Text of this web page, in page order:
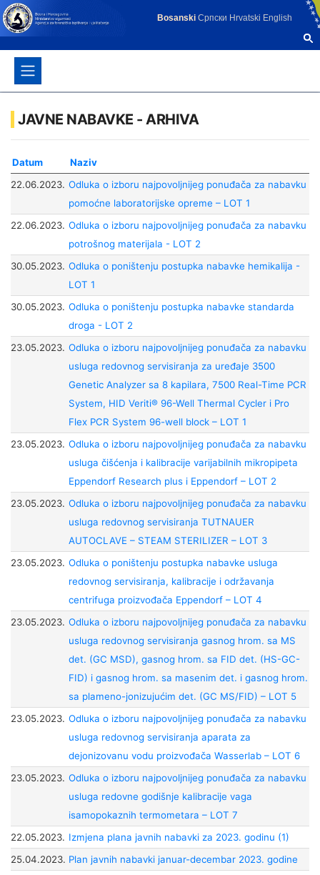
Bosanski Српски Hrvatski English
JAVNE NABAVKE - ARHIVA
Datum
Naziv
22.06.2023. Odluka o izboru najpovoljnijeg ponuđača za nabavku
pomoćne laboratorijske opreme – LOT 1
22.06.2023. Odluka o izboru najpovoljnijeg ponuđača za nabavku
potrošnog materijala - LOT 2
30.05.2023. Odluka o poništenju postupka nabavke hemikalija -
LOT 1
30.05.2023. Odluka o poništenju postupka nabavke standarda
droga - LOT 2
23.05.2023. Odluka o izboru najpovoljnijeg ponuđača za nabavku
usluga redovnog servisiranja za uređaje 3500
Genetic Analyzer sa 8 kapilara, 7500 Real-Time PCR
System, HID Veriti® 96-Well Thermal Cycler i Pro
Flex PCR System 96-well block – LOT 1
23.05.2023. Odluka o izboru najpovoljnijeg ponuđača za nabavku
usluga čišćenja i kalibracije varijabilnih mikropipeta
Eppendorf Research plus i Eppendorf – LOT 2
23.05.2023. Odluka o izboru najpovoljnijeg ponuđača za nabavku
usluga redovnog servisiranja TUTNAUER
AUTOCLAVE – STEAM STERILIZER – LOT 3
23.05.2023. Odluka o poništenju postupka nabavke usluga
redovnog servisiranja, kalibracije i održavanja
centrifuga proizvođača Eppendorf – LOT 4
23.05.2023. Odluka o izboru najpovoljnijeg ponuđača za nabavku
usluga redovnog servisiranja gasnog hrom. sa MS
det. (GC MSD), gasnog hrom. sa FID det. (HS-GC-
FID) i gasnog hrom. sa masenim det. i gasnog hrom.
sa plameno-jonizujućim det. (GC MS/FID) – LOT 5
23.05.2023. Odluka o izboru najpovoljnijeg ponuđača za nabavku
usluga redovnog servisiranja aparata za
dejonizovanu vodu proizvođača Wasserlab – LOT 6
23.05.2023. Odluka o izboru najpovoljnijeg ponuđača za nabavku
usluga redovne godišnje kalibracije vaga
isamopokaznih termometara – LOT 7
22.05.2023. Izmjena plana javnih nabavki za 2023. godinu (1)
25.04.2023. Plan javnih nabavki januar-decembar 2023. godine